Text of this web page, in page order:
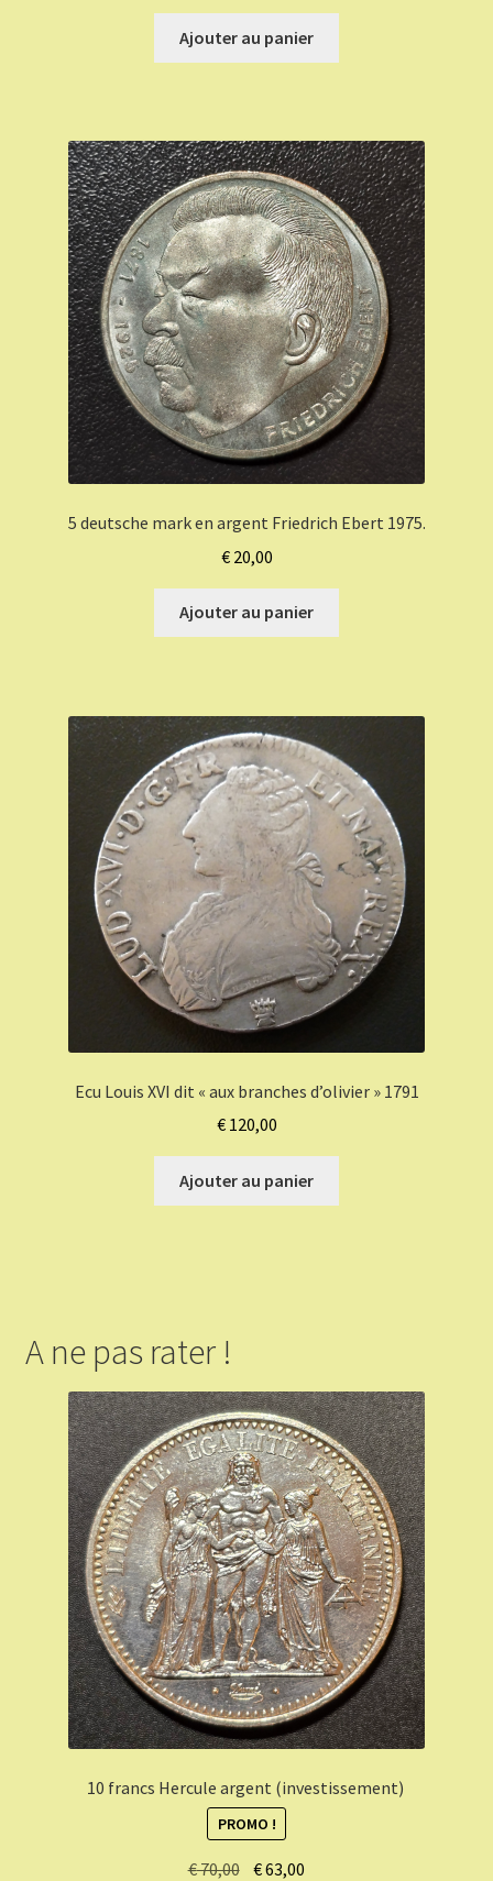
Ajouter au panier
5 deutsche mark en argent Friedrich Ebert 1975.
€20,00
Ajouter au panier
Ecu Louis XVI dit « aux branches d’olivier » 1791
€120,00
Ajouter au panier
A ne pas rater !
10 francs Hercule argent (investissement)
PROMO !
€70,00 Le
€63,00